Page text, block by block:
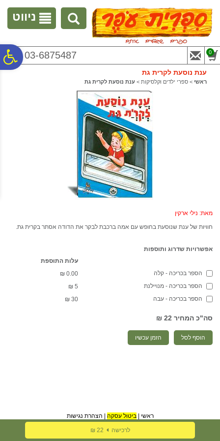
נגישות
אתר
המרכזי
ניווט
03-6875487 0
ענת נוסעת לקרית גת
ראשי > ספרי ילדים וקלסיקות > ענת נוסעת לקרית גת
מאת: נילי ארקין
חוויות של ענת שנוסעת בחופש עם אמה ברכבת לבקר את הדודה אסתר בקרית גת.
אפשרויות שדרוג ותוספות
עלות התוספת
הספר בכריכה - קלה
0.00
₪
הספר בכריכה - מנויילנת
5
₪
הספר בכריכה - עבה
30
₪
סה"כ המחיר 22 ₪
הוסף לסל הזמן עכשיו
ראשי |ביטול עסקה הצהרת נגישות
לרכישה 22 ₪